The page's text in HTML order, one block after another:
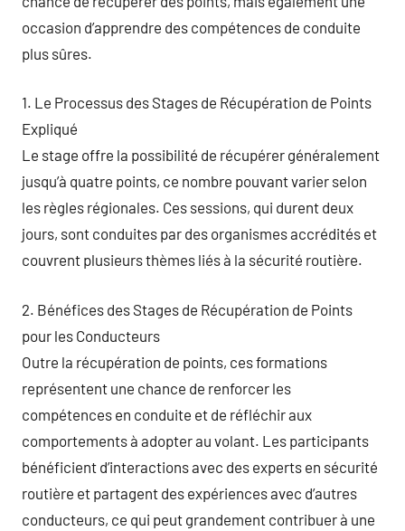
occasion d’apprendre des compétences de conduite
plus sûres.
1. Le Processus des Stages de Récupération de Points
Expliqué
Le stage offre la possibilité de récupérer généralement
jusqu’à quatre points, ce nombre pouvant varier selon
les règles régionales. Ces sessions, qui durent deux
jours, sont conduites par des organismes accrédités et
couvrent plusieurs thèmes liés à la sécurité routière.
2. Bénéfices des Stages de Récupération de Points
pour les Conducteurs
Outre la récupération de points, ces formations
représentent une chance de renforcer les
compétences en conduite et de réfléchir aux
comportements à adopter au volant. Les participants
bénéficient d’interactions avec des experts en sécurité
routière et partagent des expériences avec d’autres
conducteurs, ce qui peut grandement contribuer à une